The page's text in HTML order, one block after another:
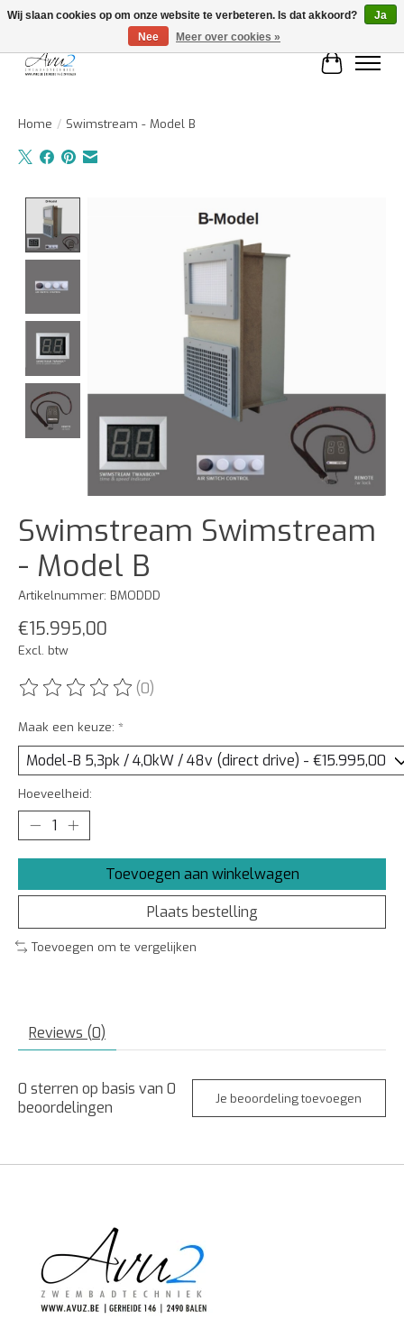
Home / Swimstream - Model B
Swimstream Swimstream
- Model B
Artikelnummer: BMODDD
€15.995,00
Excl. btw
De beoordeling van dit product is
(0)
Maak een keuze: *
Hoeveelheid:
Toevoegen aan winkelwagen
Plaats bestelling
Toevoegen om te vergelijken
Reviews (0)
0 sterren op basis van 0
beoordelingen
Je beoordeling toevoegen
Wij slaan cookies op om onze website te verbeteren. Is dat akkoord?
Ja
Nee
Meer over cookies »